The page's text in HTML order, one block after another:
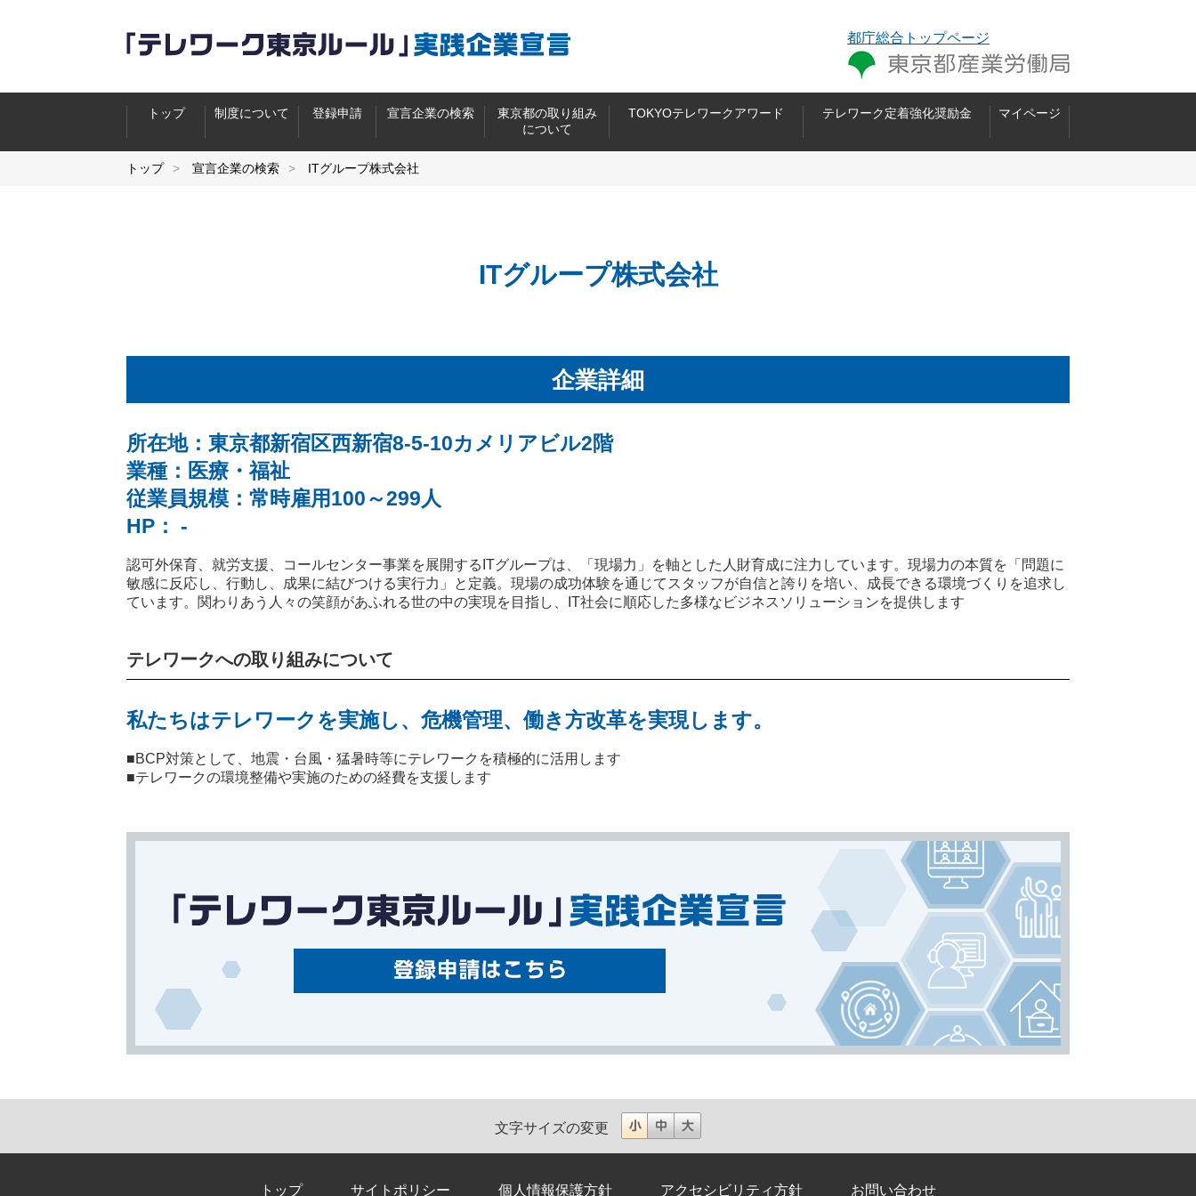
都庁総合トップページ
トップ 制度について 登録申請 宣言企業の検索
東京都の取り組み
について
TOKYOテレワークアワード テレワーク定着強化奨励金 マイページ
トップ 宣言企業の検索 ITグループ株式会社
ITグループ株式会社
企業詳細
所在地：東京都新宿区西新宿8-5-10カメリアビル2階
業種：医療・福祉
従業員規模：常時雇用100～299人
HP： -
認可外保育、就労支援、コールセンター事業を展開するITグループは、「現場力」を軸とした人財育成に注力しています。現場力の本質を「問題に
敏感に反応し、行動し、成果に結びつける実行力」と定義。現場の成功体験を通じてスタッフが自信と誇りを培い、成長できる環境づくりを追求し
ています。関わりあう人々の笑顔があふれる世の中の実現を目指し、IT社会に順応した多様なビジネスソリューションを提供します
テレワークへの取り組みについて
私たちはテレワークを実施し、危機管理、働き方改革を実現します。
■BCP対策として、地震・台風・猛暑時等にテレワークを積極的に活用します
■テレワークの環境整備や実施のための経費を支援します
文字サイズの変更
トップ サイトポリシー 個人情報保護方針 アクセシビリティ方針 お問い合わせ